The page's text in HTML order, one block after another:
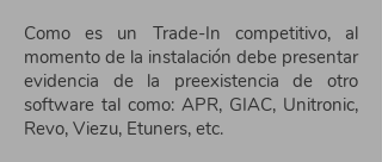
Como es un Trade-In competitivo, al
momento de la instalación debe presentar
evidencia de la preexistencia de otro
software tal como: APR, GIAC, Unitronic,
Revo, Viezu, Etuners, etc.